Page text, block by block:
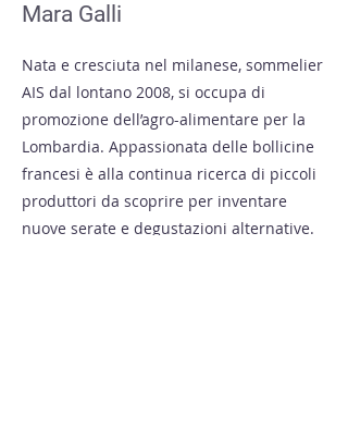
Mara Galli
Nata e cresciuta nel milanese, sommelier
AIS dal lontano 2008, si occupa di
promozione dell’agro-alimentare per la
Lombardia. Appassionata delle bollicine
francesi è alla continua ricerca di piccoli
produttori da scoprire per inventare
nuove serate e degustazioni alternative.